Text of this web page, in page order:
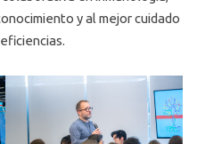
y al mejor cuidado